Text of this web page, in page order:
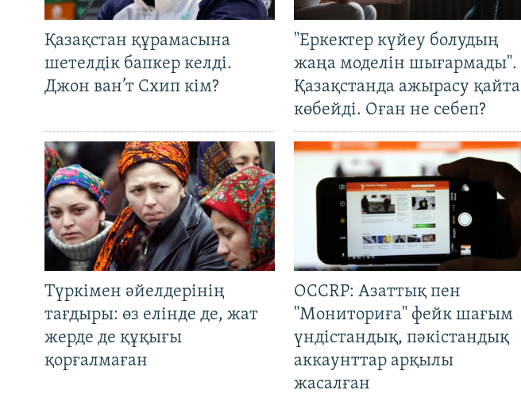
Қазақстан құрамасына
шетелдік бапкер келді.
Джон ван’т Схип кім?
"Еркектер күйеу болудың
жаңа моделін шығармады".
Қазақстанда ажырасу қайта
көбейді. Оған не себеп?
Түркімен әйелдерінің
тағдыры: өз елінде де, жат
жерде де құқығы
қорғалмаған
OCCRP: Азаттық пен
"Мониториға" фейк шағым
үндістандық, пәкістандық
аккаунттар арқылы
жасалған